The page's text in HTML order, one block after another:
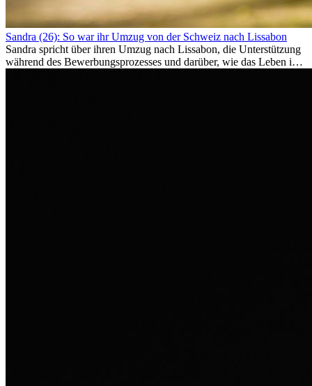
Sandra (26): So war ihr Umzug von der Schweiz nach Lissabon
Sandra spricht über ihren Umzug nach Lissabon, die Unterstützung
während des Bewerbungsprozesses und darüber, wie das Leben im